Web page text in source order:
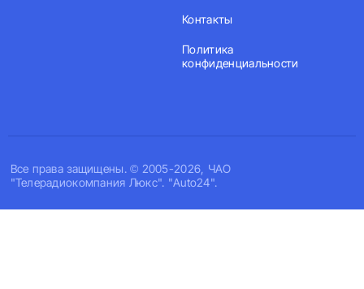
Все права защищены. © 2005-2026, ЧАО
"Телерадиокомпания Люкс". "Auto24".
Контакты
Политика
конфиденциальности